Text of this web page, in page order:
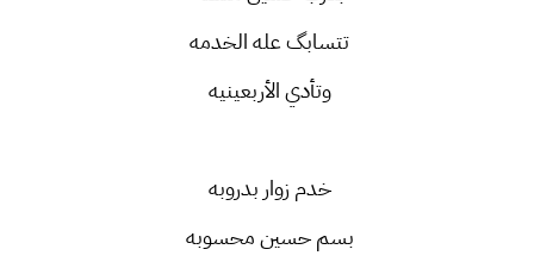
تتسابگ عله الخدمه
وتأدي الأربعينيه
خدم زوار بدروبه
بسم حسين محسوبه